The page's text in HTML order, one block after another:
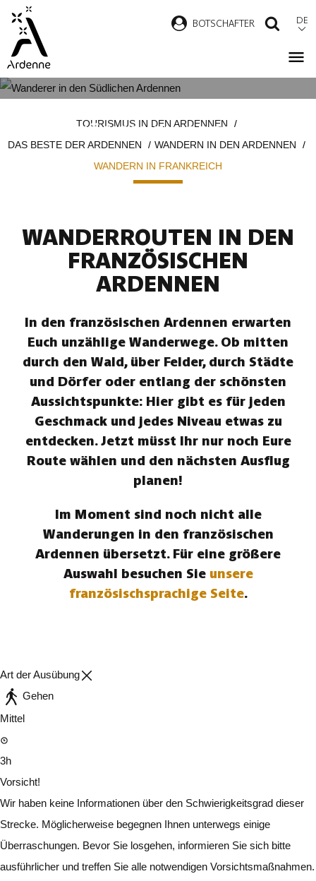
Direkt
zum
Inhalt
BOTSCHAFTER DE
FRANZÖSISCHEN ARDENNEN
TOURISMUS IN DEN ARDENNEN
DAS BESTE DER ARDENNEN
WANDERN IN DEN ARDENNEN
WANDERN IN FRANKREICH
WANDERROUTEN IN DEN
FRANZÖSISCHEN
ARDENNEN
In den französischen Ardennen erwarten
Euch unzählige Wanderwege. Ob mitten
durch den Wald, über Felder, durch Städte
und Dörfer oder entlang der schönsten
Aussichtspunkte: Hier gibt es für jeden
Geschmack und jedes Niveau etwas zu
entdecken. Jetzt müsst Ihr nur noch Eure
Route wählen und den nächsten Ausflug
planen!
Im Moment sind noch nicht alle
Wanderungen in den französischen
Ardennen übersetzt. Für eine größere
Auswahl besuchen Sie unsere
französischsprachige Seite.
Art der Ausübung
Gehen
Mittel
3h
Vorsicht!
Wir haben keine Informationen über den Schwierigkeitsgrad dieser
Strecke. Möglicherweise begegnen Ihnen unterwegs einige
Überraschungen. Bevor Sie losgehen, informieren Sie sich bitte
ausführlicher und treffen Sie alle notwendigen Vorsichtsmaßnahmen.